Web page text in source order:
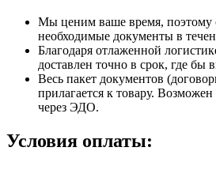
Мы ценим ваше время, поэтому
необходимые документы в
Благодаря отлаженной
доставлен точно в срок, где бы
Весь пакет документов
прилагается к товару.
через ЭДО.
Условия оплаты: